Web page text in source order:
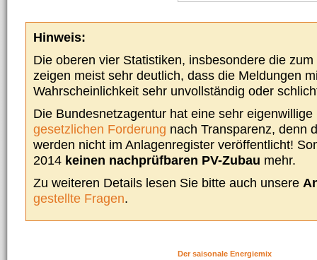
Hinweis:
Die oberen vier Statistiken, insbesondere die
zeigen meist sehr deutlich, dass die Meldungen
Wahrscheinlichkeit sehr unvollständig oder
Die Bundesnetzagentur hat eine sehr
gesetzlichen Forderung nach Transparenz, denn
werden nicht im Anlagenregister veröffentlicht!
2014 keinen nachprüfbaren PV-Zubau mehr.
Zu weiteren Details lesen Sie bitte auch unsere
gestellte Fragen.
Der saisonale Energiemix